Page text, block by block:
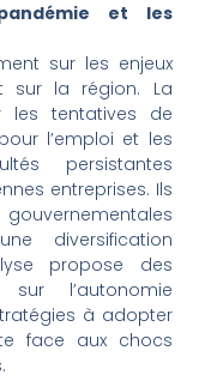
et les
sur les enjeux
sur la région. La
les tentatives de
l’emploi et les
persistantes
entreprises. Ils
diversification
propose des
l’autonomie
à adopter
face aux chocs